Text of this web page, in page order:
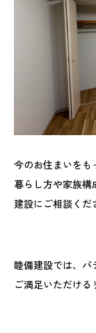
今のお住まいをも
暮らし方や家族構
建設にご相談くだ
睦備建設では、パ
ご満足いただける